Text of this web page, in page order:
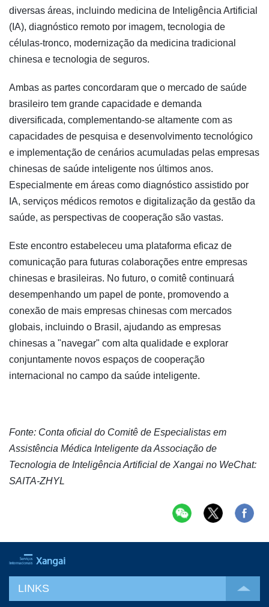
diversas áreas, incluindo medicina de Inteligência Artificial
(IA), diagnóstico remoto por imagem, tecnologia de
células-tronco, modernização da medicina tradicional
chinesa e tecnologia de seguros.
Ambas as partes concordaram que o mercado de saúde
brasileiro tem grande capacidade e demanda
diversificada, complementando-se altamente com as
capacidades de pesquisa e desenvolvimento tecnológico
e implementação de cenários acumuladas pelas empresas
chinesas de saúde inteligente nos últimos anos.
Especialmente em áreas como diagnóstico assistido por
IA, serviços médicos remotos e digitalização da gestão da
saúde, as perspectivas de cooperação são vastas.
Este encontro estabeleceu uma plataforma eficaz de
comunicação para futuras colaborações entre empresas
chinesas e brasileiras. No futuro, o comitê continuará
desempenhando um papel de ponte, promovendo a
conexão de mais empresas chinesas com mercados
globais, incluindo o Brasil, ajudando as empresas
chinesas a "navegar" com alta qualidade e explorar
conjuntamente novos espaços de cooperação
internacional no campo da saúde inteligente.
Fonte: Conta oficial do Comitê de Especialistas em
Assistência Médica Inteligente da Associação de
Tecnologia de Inteligência Artificial de Xangai no WeChat:
SAITA-ZHYL
LINKS